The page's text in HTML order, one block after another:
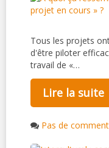
Tous les projets
d'être piloter
travail de «…
Lire la suite
Pas de